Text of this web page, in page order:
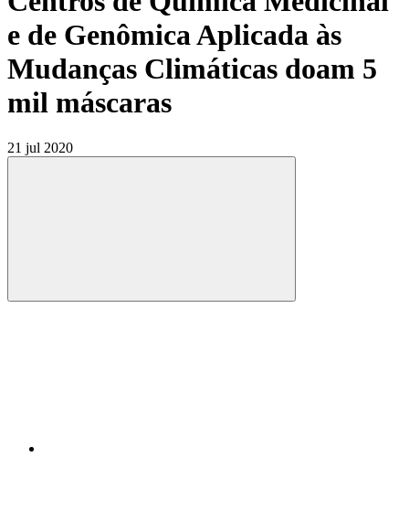
e de Genômica Aplicada às
Mudanças Climáticas doam 5
mil máscaras
21 jul 2020
Compartilhar